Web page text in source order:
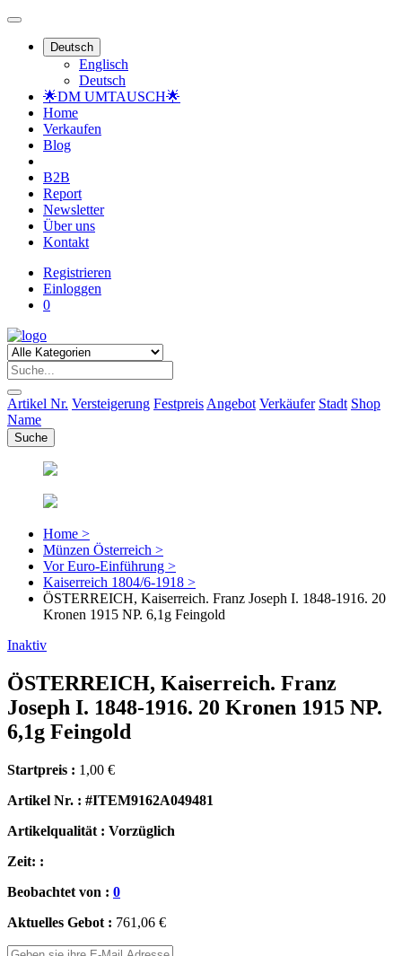
Deutsch
Englisch
Deutsch
🌟DM UMTAUSCH🌟
Home
Verkaufen
Blog
B2B
Report
Newsletter
Über uns
Kontakt
Registrieren
Einloggen
0
Artikel Nr. Versteigerung Festpreis Angebot Verkäufer Stadt Shop
Name
Home >
Münzen Österreich >
Vor Euro-Einführung >
Kaiserreich 1804/6-1918 >
ÖSTERREICH, Kaiserreich. Franz Joseph I. 1848-1916. 20
Kronen 1915 NP. 6,1g Feingold
Inaktiv
ÖSTERREICH, Kaiserreich. Franz
Joseph I. 1848-1916. 20 Kronen 1915 NP.
6,1g Feingold
Startpreis : 1,00 €
Artikel Nr. : #ITEM9162A049481
Artikelqualität : Vorzüglich
Zeit: :
Beobachtet von : 0
Aktuelles Gebot : 761,06 €